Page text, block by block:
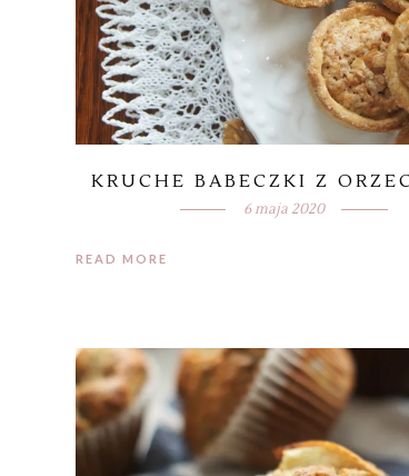
KRUCHE BABECZKI Z
6 maja 2020
READ MORE